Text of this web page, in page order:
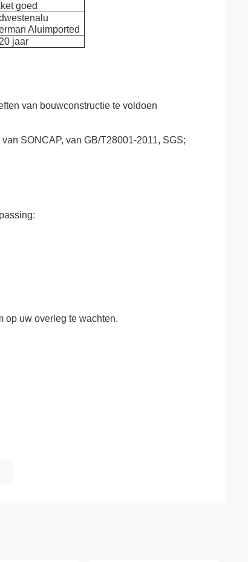
goed
Aluimported
jaar
van bouwconstructie te voldoen
SONCAP, van GB/T28001-2011, SGS;
op uw overleg te wachten.